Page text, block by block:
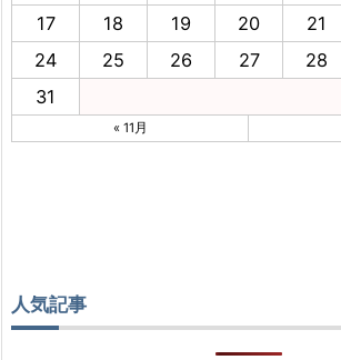
17
18 19 20 21
24
25 26 27 28
31
« 11月
人気記事